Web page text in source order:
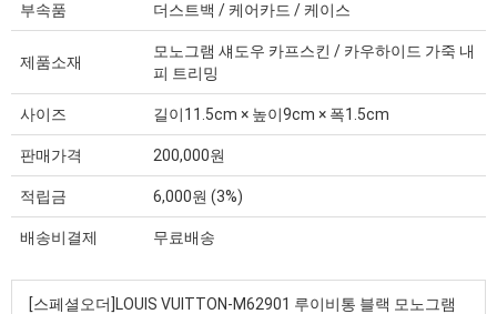
부속품 더스트백 / 케어카드 / 케이스
제품소재
모노그램 섀도우 카프스킨 / 카우하이드 가죽 내
피 트리밍
사이즈 길이11.5cm × 높이9cm × 폭1.5cm
판매가격 200,000원
적립금 6,000원 (3%)
배송비결제 무료배송
[스페셜오더]LOUIS VUITTON-M62901 루이비통 블랙 모노그램